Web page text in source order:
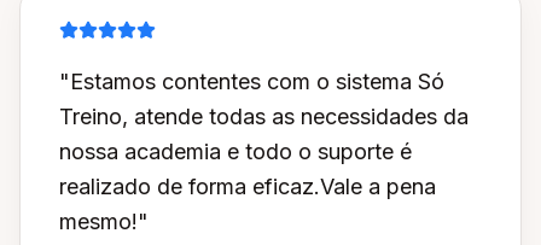
"Estamos contentes com o sistema Só
Treino, atende todas as necessidades da
nossa academia e todo o suporte é
realizado de forma eficaz.Vale a pena
mesmo!"